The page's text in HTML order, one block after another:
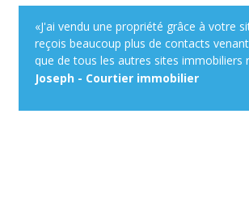
«J'ai vendu une propriété grâce à votre
reçois beaucoup plus de contacts
que de tous les autres sites immobiliers
lequel je m'annonce comme courtier.
Joseph - Courtier immobilier